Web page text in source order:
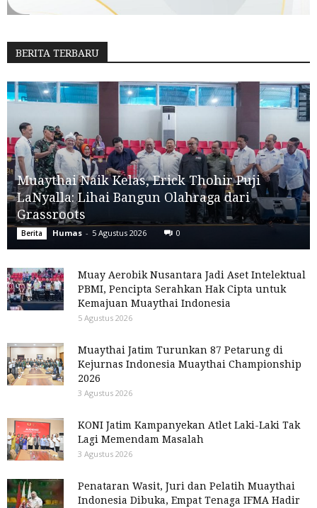
BERITA TERBARU
Muaythai Naik Kelas, Erick Thohir Puji
LaNyalla: Lihai Bangun Olahraga dari
Grassroots
Berita Humas - 5 Agustus 2026 0
Muay Aerobik Nusantara Jadi Aset Intelektual
PBMI, Pencipta Serahkan Hak Cipta untuk
Kemajuan Muaythai Indonesia
5 Agustus 2026
Muaythai Jatim Turunkan 87 Petarung di
Kejurnas Indonesia Muaythai Championship
2026
3 Agustus 2026
KONI Jatim Kampanyekan Atlet Laki-Laki Tak
Lagi Memendam Masalah
3 Agustus 2026
Penataran Wasit, Juri dan Pelatih Muaythai
Indonesia Dibuka, Empat Tenaga IFMA Hadir